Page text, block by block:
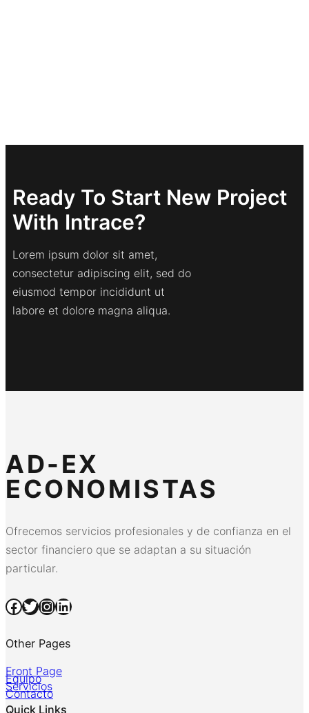
Ready To Start New Project
With Intrace?
Lorem ipsum dolor sit amet,
consectetur adipiscing elit, sed do
eiusmod tempor incididunt ut
labore et dolore magna aliqua.
AD-EX
ECONOMISTAS
Ofrecemos servicios profesionales y de confianza en el
sector financiero que se adaptan a su situación
particular.
Facebook Twitter InstagramLinkedIn
Other Pages
Front Page
Equipo
Servicios
Contacto
Quick Links